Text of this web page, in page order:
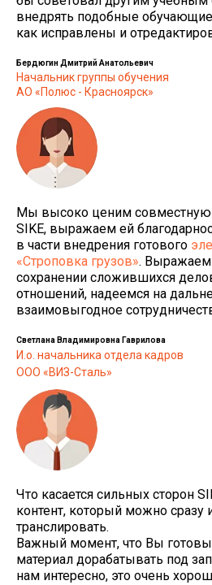
внедрять подобные
как исправлены и
Бердюгин Дмитрий Анатольевич
Начальник группы обучения
АО «Полюс - Красноярск»
Мы высоко ценим совместную
SIKE, выражаем ей
в части внедрения готового
«Строповка грузов». Выражаем
сохранении сложившихся
отношений, надеемся на
взаимовыгодное
Светлана Владимировна Гаврилова
И.о. начальника отдела кадров
ООО «ВИЗ-Сталь»
Что касается сильных сторон
контент, который можно сразу
транслировать.
Важный момент, что Вы
материал дорабатывать под
нам интересно, это очень